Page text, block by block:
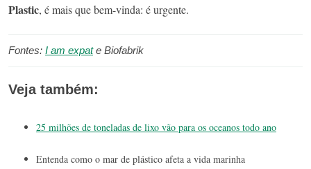
Plastic, é mais que bem-vinda: é urgente.
Fontes: I am expate Biofabrik
Veja também:
25 milhões de toneladas de lixo vão para os oceanos todo ano
Entenda como o mar de plástico afeta a vida marinha